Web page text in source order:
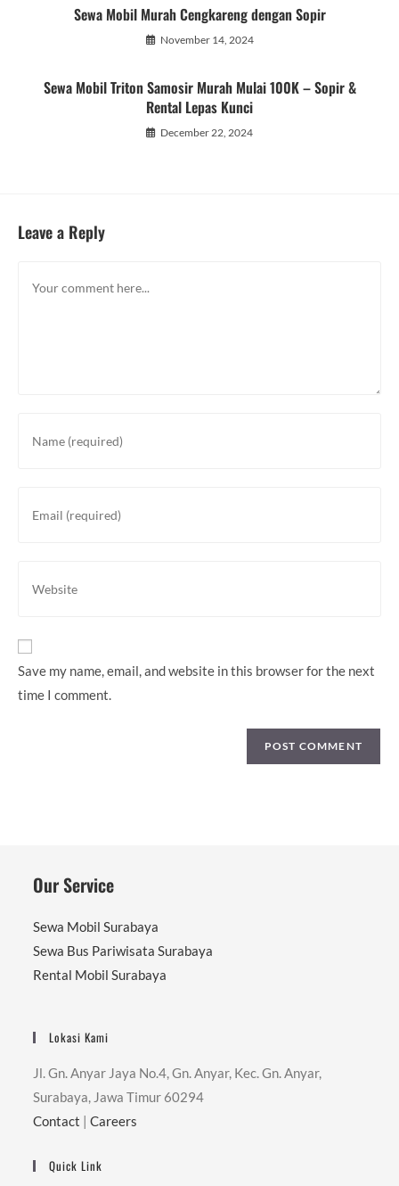
Sewa Mobil Murah Cengkareng dengan Sopir
November 14, 2024
Sewa Mobil Triton Samosir Murah Mulai 100K – Sopir &
Rental Lepas Kunci
December 22, 2024
Leave a Reply
your
username
your
your
URL
Save my name, email, and website in this browser for the next
time I comment.
Our Service
Sewa Mobil Surabaya
Sewa Bus Pariwisata Surabaya
Rental Mobil Surabaya
Lokasi Kami
Jl. Gn. Anyar Jaya No.4, Gn. Anyar, Kec. Gn. Anyar,
Surabaya, Jawa Timur 60294
Contact |Careers
Quick Link